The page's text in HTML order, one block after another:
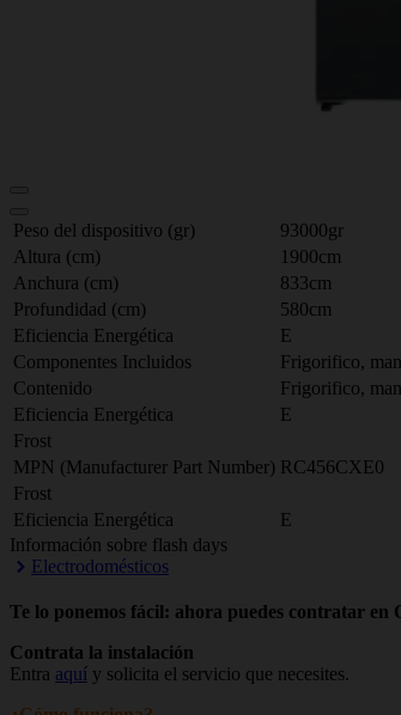
Peso del dispositivo (gr)
93000gr
Altura (cm)
1900cm
Anchura (cm)
833cm
Profundidad (cm)
580cm
Eficiencia Energética
E
Componentes Incluidos
Frigorifico,
Contenido
Frigorifico,
Eficiencia Energética
E
Frost
MPN (Manufacturer Part Number) RC456CXE0
Frost
Eficiencia Energética
E
Información sobre flash days
Electrodomésticos
Te lo ponemos fácil: ahora puedes contratar en
Contrata la instalación
Entra aquí y solicita el servicio que necesites.